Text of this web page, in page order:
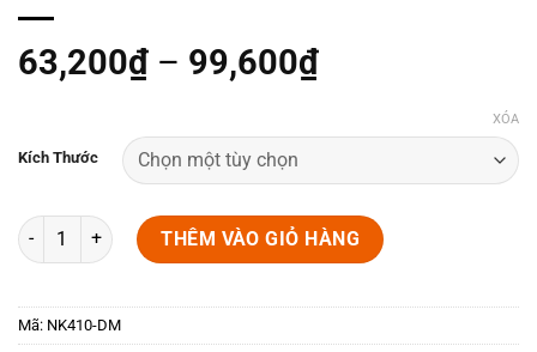
63,200₫ – 99,600₫
Kích Thước
XÓA
Tay âm cửa tủ dạng thanh âm NK410-DM số lượng
THÊM VÀO GIỎ HÀNG
Mã: NK410-DM